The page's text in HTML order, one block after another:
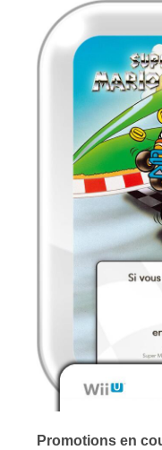
Promotions en